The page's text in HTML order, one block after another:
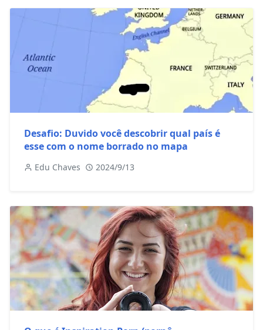
Desafio: Duvido você descobrir qual país é
esse com o nome borrado no mapa
Edu Chaves 2024/9/13